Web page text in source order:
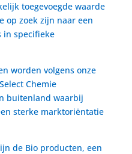
toegevoegde waarde
op zoek zijn naar een
in specifieke
worden volgens onze
Chemie
buitenland waarbij
sterke marktoriëntatie
de Bio producten, een